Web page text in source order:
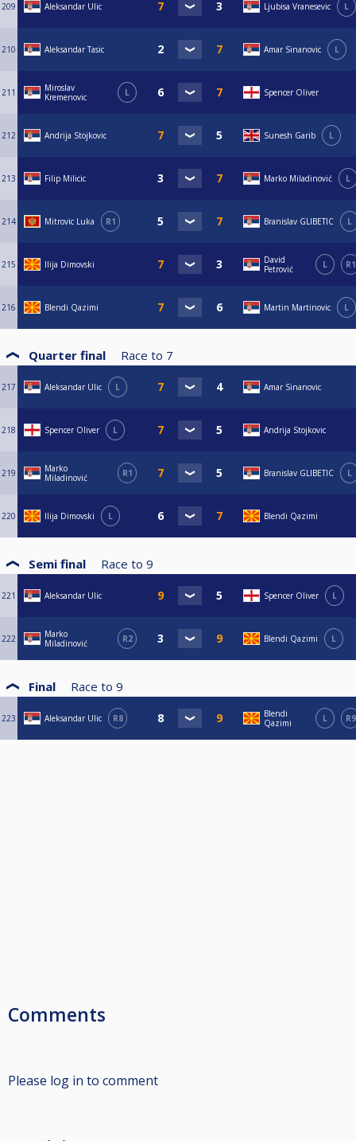
209 Aleksandar Ulic Ljubisa Vranesevic L
210 Aleksandar Tasic Amar Sinanovic L
211
Miroslav
Kremenovic
L Spencer Oliver
212 Andrija Stojkovic Sunesh Garib L
213 Filip Milicic Marko Miladinović L
214 Mitrovic Luka R1 Branislav GLIBETIC L
215 Ilija Dimovski
David
Petrović
L R1
216 Blendi Qazimi Martin Martinovic L
Quarter final Race to 7
217 Aleksandar Ulic L Amar Sinanovic
218 Spencer Oliver L Andrija Stojkovic
219
Marko
Miladinović
R1 Branislav GLIBETIC L
220 Ilija Dimovski L Blendi Qazimi
Semi final Race to 9
221 Aleksandar Ulic Spencer Oliver L
222
Marko
Miladinović
R2 Blendi Qazimi L
Final Race to 9
223 Aleksandar Ulic R8
Blendi
Qazimi
L R9
Comments
Please log in to comment